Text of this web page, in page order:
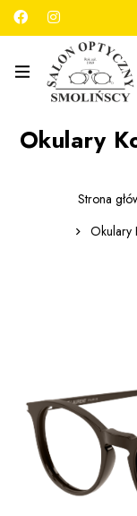
789 180 706
Okulary
Strona
Okulary